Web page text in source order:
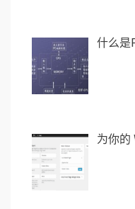
什么是
为你的